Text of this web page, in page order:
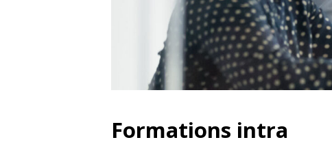
Formations intra